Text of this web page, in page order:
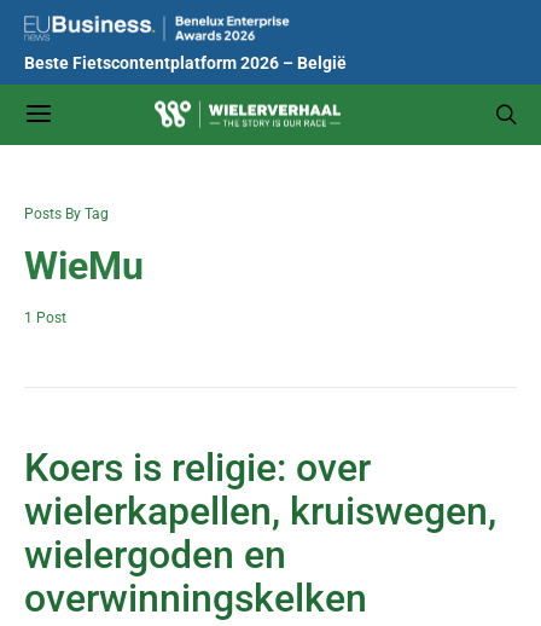
Beste Fietscontentplatform 2026 – België
Posts By Tag
WieMu
1 Post
Koers is religie: over
wielerkapellen, kruiswegen,
wielergoden en
overwinningskelken